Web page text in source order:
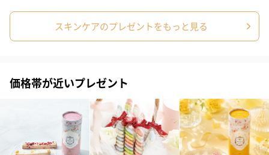
刷なし）（
ギフトラッピングを施してお届けします。
スキンケアのプレゼントをもっと見る
価格帯が近いプレゼント